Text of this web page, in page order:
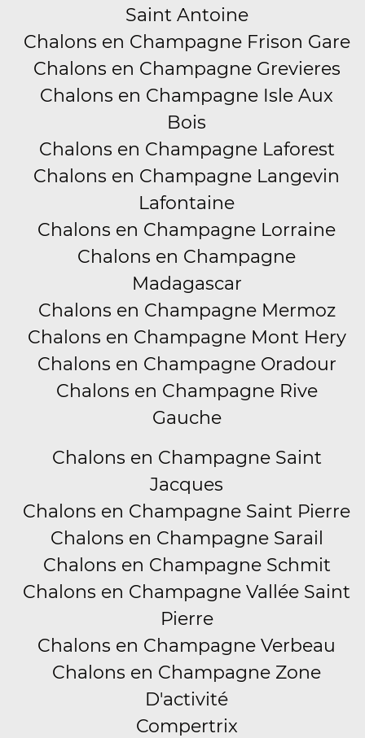
Saint Antoine
Chalons en Champagne Frison Gare
Chalons en Champagne Grevieres
Chalons en Champagne Isle Aux
Bois
Chalons en Champagne Laforest
Chalons en Champagne Langevin
Lafontaine
Chalons en Champagne Lorraine
Chalons en Champagne
Madagascar
Chalons en Champagne Mermoz
Chalons en Champagne Mont Hery
Chalons en Champagne Oradour
Chalons en Champagne Rive
Gauche
Chalons en Champagne Saint
Jacques
Chalons en Champagne Saint Pierre
Chalons en Champagne Sarail
Chalons en Champagne Schmit
Chalons en Champagne Vallée Saint
Pierre
Chalons en Champagne Verbeau
Chalons en Champagne Zone
D'activité
Compertrix